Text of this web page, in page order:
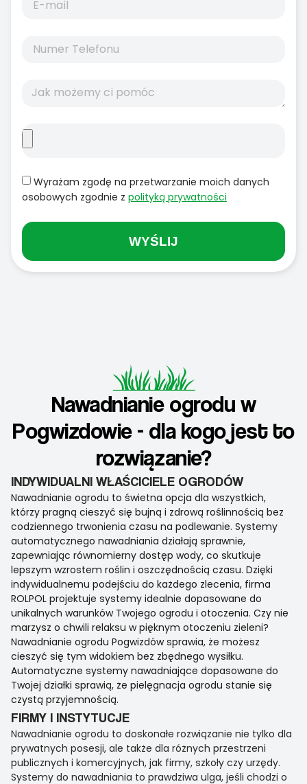
Wyrażam zgodę na przetwarzanie moich danych
osobowych zgodnie z polityką prywatności
WYŚLIJ
Nawadnianie ogrodu w
Pogwizdowie - dla kogo jest to
rozwiązanie?
INDYWIDUALNI WŁAŚCICIELE OGRODÓW
Nawadnianie ogrodu to świetna opcja dla wszystkich,
którzy pragną cieszyć się bujną i zdrową roślinnością bez
codziennego trwonienia czasu na podlewanie. Systemy
automatycznego nawadniania działają sprawnie,
zapewniając równomierny dostęp wody, co skutkuje
lepszym wzrostem roślin i oszczędnością czasu. Dzięki
indywidualnemu podejściu do każdego zlecenia, firma
ROLPOL projektuje systemy idealnie dopasowane do
unikalnych warunków Twojego ogrodu i otoczenia. Czy nie
marzysz o chwili relaksu w pięknym otoczeniu zieleni?
Nawadnianie ogrodu Pogwizdów sprawia, że możesz
cieszyć się tym widokiem bez zbędnego wysiłku.
Automatyczne systemy nawadniające dopasowane do
Twojej działki sprawią, że pielęgnacja ogrodu stanie się
czystą przyjemnością.
FIRMY I INSTYTUCJE
Nawadnianie ogrodu to doskonałe rozwiązanie nie tylko dla
prywatnych posesji, ale także dla różnych przestrzeni
publicznych i komercyjnych, jak firmy, szkoły czy urzędy.
Systemy do nawadniania to prawdziwa ulga, jeśli chodzi o